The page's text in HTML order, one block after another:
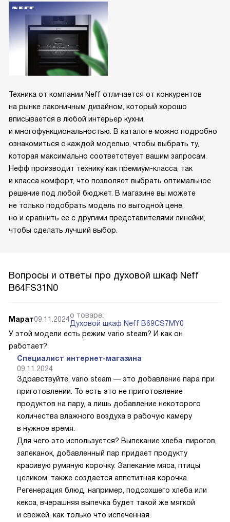
Техника от компании Neff отличается от конкурентов
на рынке лаконичным дизайном, который хорошо
вписывается в любой интерьер кухни,
и многофункциональностью. В каталоге можно подробно
ознакомиться с каждой моделью, чтобы выбрать ту,
которая максимально соответствует вашим запросам.
Нефф производит технику как премиум-класса, так
и класса комфорт, что позволяет выбрать оптимальное
решение под любой бюджет. В магазине вы можете
не только подобрать модель по выгодной цене,
но и сравнить ее с другими представителями линейки,
чтобы сделать лучший выбор.
Вопросы и ответы про духовой шкаф Neff
B64FS31N0
Марат09.11.2024о товаре:
Духовой шкаф Neff B69CS7MY0
У этой модели есть режим vario steam? И как он
работает?
Специалист интернет-магазина
09.11.2024
Здравствуйте, vario steam — это добавление пара при
приготовлении. То есть это не приготовление
продуктов на пару, а лишь добавление некоторого
количества влажного воздуха в рабочую камеру
в нужное время.
Для чего это используется? Выпекание хлеба, пирогов,
запеканок, добавленный пар придает продукту
красивую румяную корочку. Запекание мяса, птицы
целиком, также создается аппетитная корочка.
Регенерация блюд, например, подсохшего хлеба или
кекса, вчерашняя выпечка будет такой же мягкой
и свежей, как только что испеченная.